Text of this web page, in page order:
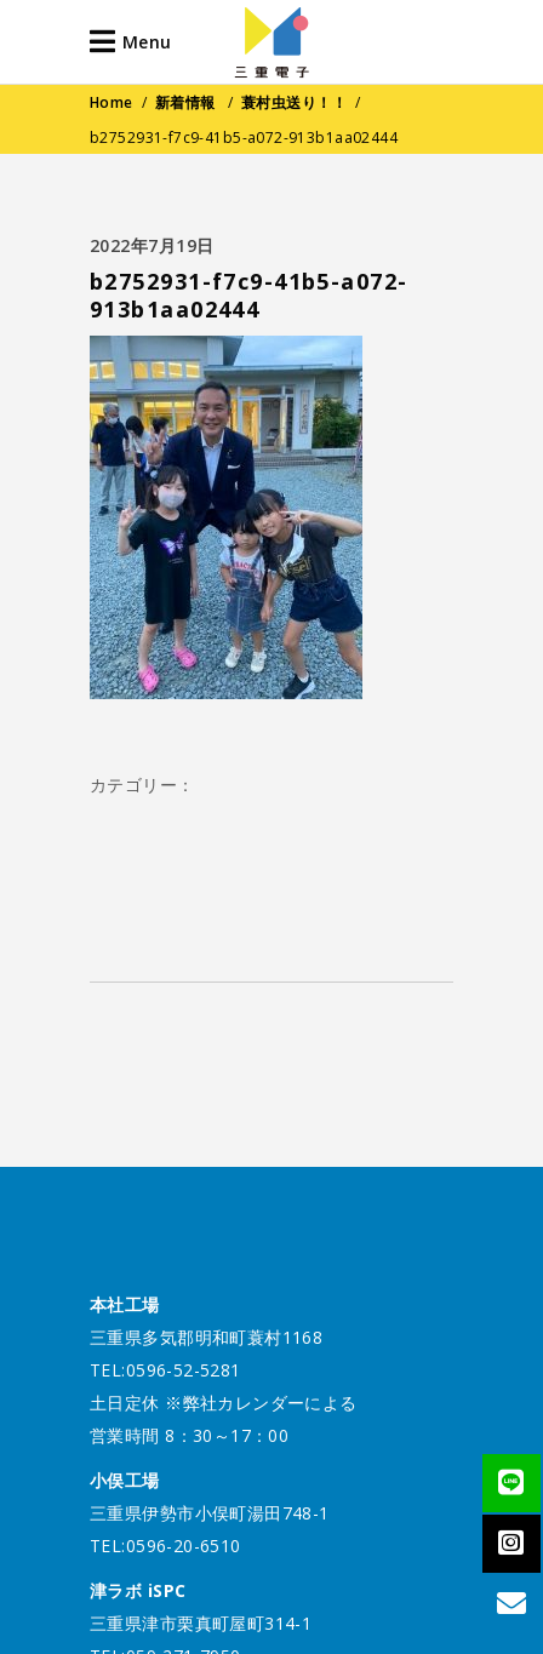
Menu
Home / 新着情報 /蓑村虫送り！！
/
b2752931-f7c9-41b5-a072-913b1aa02444
2022年7月19日
b2752931-f7c9-41b5-a072-
913b1aa02444
カテゴリー：
本社工場
三重県多気郡明和町蓑村1168
TEL:0596-52-5281
土日定休 ※弊社カレンダーによる
営業時間 8：30～17：00
小俣工場
三重県伊勢市小俣町湯田748-1
TEL:0596-20-6510
津ラボ iSPC
三重県津市栗真町屋町314-1